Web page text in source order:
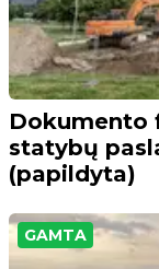
Dokumento
statybų
(papildyta)
GAMTA